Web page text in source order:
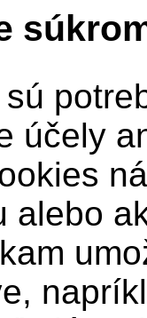
účely
alebo